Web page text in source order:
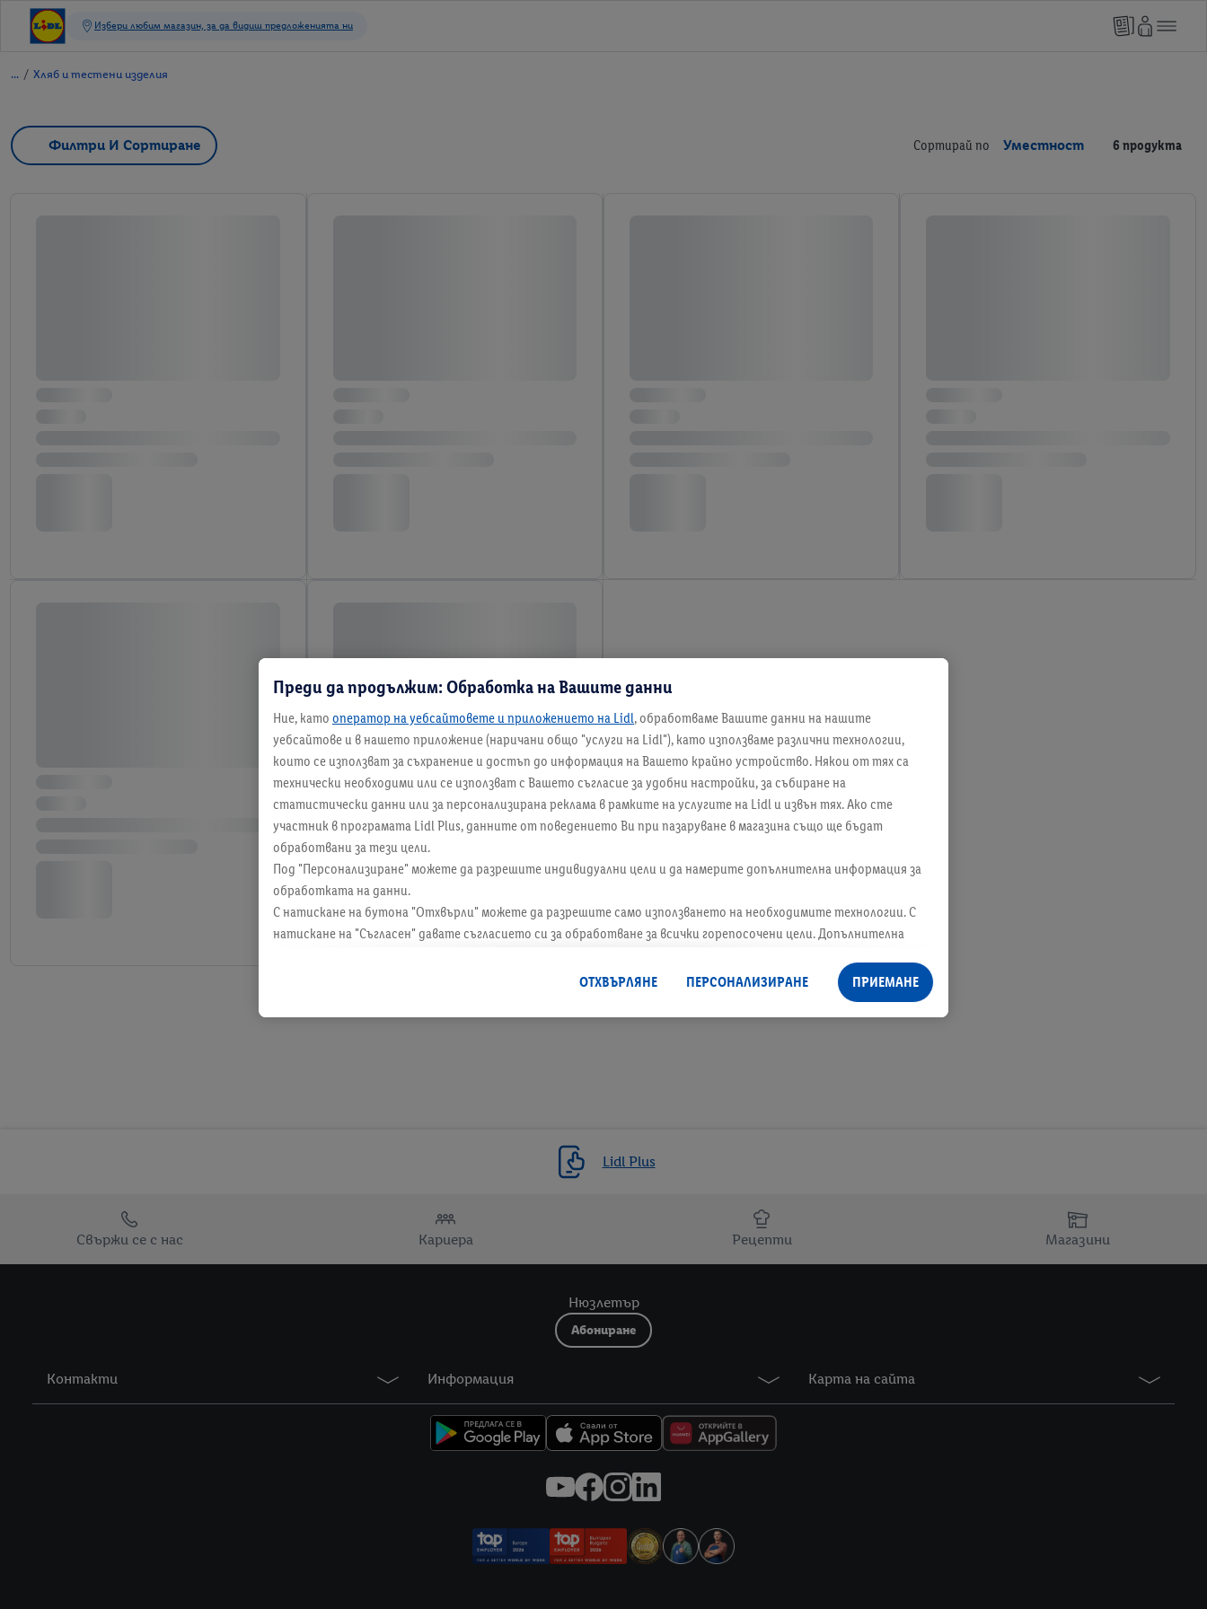
/ Хляб и тестени изделия
Филтри И Сортиране Сортирай по Уместност 6 продукта
6 / 6
Lidl Plus
Свържи се с нас
Кариера Рецепти Магазини
Нюзлетър
Абониране
Контакти Информация Карта на сайта
Преди да продължим: Обработка на Вашите данни
Ние, като оператор на уебсайтовете и приложението на Lidl, обработваме Вашите данни на нашите
уебсайтове и в нашето приложение (наричани общо "услуги на Lidl"), като използваме различни технологии,
които се използват за съхранение и достъп до информация на Вашето крайно устройство. Някои от тях са
технически необходими или се използват с Вашето съгласие за удобни настройки, за събиране на
статистически данни или за персонализирана реклама в рамките на услугите на Lidl и извън тях. Ако сте
участник в програмата Lidl Plus, данните от поведението Ви при пазаруване в магазина също ще бъдат
обработвани за тези цели.
Под "Персонализиране" можете да разрешите индивидуални цели и да намерите допълнителна информация за
обработката на данни.
С натискане на бутона "Отхвърли" можете да разрешите само използването на необходимите технологии. С
натискане на "Съгласен" давате съгласието си за обработване за всички горепосочени цели. Допълнителна
всяко време с действие за в бъдеще, можете да намерите в нашата
политика за поверителност . Можете да
ОТХВЪРЛЯНЕ ПЕРСОНАЛИЗИРАНЕ ПРИЕМАНЕ